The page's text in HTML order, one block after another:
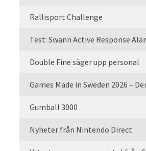
Rallisport Challenge
Test: Swann Active Response
Double Fine säger upp personal
Gumball 3000
Nyheter från Nintendo Direct